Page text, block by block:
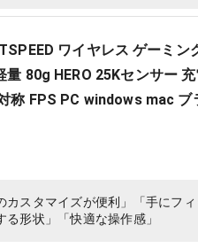
ワイヤレス ゲーミン
80g HERO 25Kセンサー
称 FPS PC windows mac ブ
スタマイズが便利」「手にフィ
形状」「快適な操作感」